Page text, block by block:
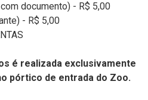
documento) - R$ 5,00
- R$ 5,00
é realizada exclusivamente
pórtico de entrada do Zoo.